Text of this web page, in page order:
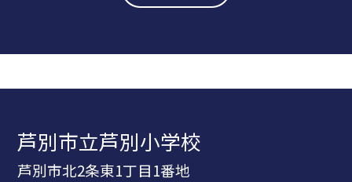
芦別市立芦別小学校
芦別市北2条東1丁目1番地